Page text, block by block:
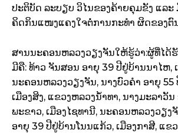
ປະຕິບັດ ລະບຽບ ວິໄນຂອງຄ້າຍຄຸມຂັງ ແລ
ຄິດກິນແໜງແຄງໃຈຕໍ່ການກະທຳ ຜິດຂອງຕົ
ສານນະຄອນຫລວງວຽງຈັນໃຫ້ຮູ້ວ່າ:ຜູ້ທີ່ໄດ້
ມີຄື: ທ້າວ ຈັນສອນ ອາຍຸ 39 ປີຢູ່ບ້ານນາໄຫ,
ນະຄອນຫລວງວຽງຈັນ, ນາງບົວຄຳ ອາຍຸ 55
ເມືອງສິງ, ແຂວງຫລວງນ້ຳທາ, ນາງມະລາວັ
ພະຂາວ, ເມືອງໄຊທານີ, ນະຄອນຫລວງວຽງ
ອາຍຸ 39 ປີຢູ່ບ້ານໂນນແກ້ວ, ເມືອງກາສີ, ແຂ